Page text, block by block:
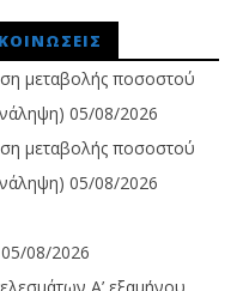
μεταβολής ποσοστού
05/08/2026
μεταβολής ποσοστού
05/08/2026
05/08/2026